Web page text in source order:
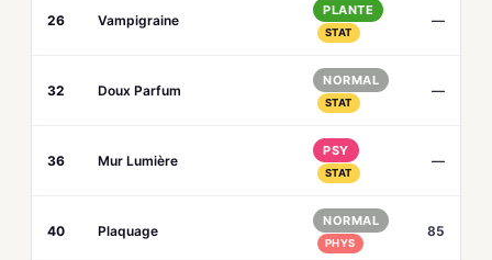
26 Vampigraine
PLANTE
STAT
—
32 Doux Parfum
NORMAL
STAT
—
36 Mur Lumière
PSY
STAT
—
40 Plaquage
NORMAL
PHYS
85